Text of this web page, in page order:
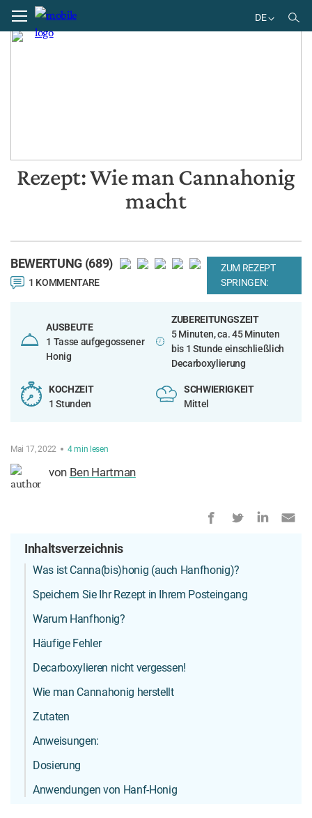
DE
Home Rezepte
Rezept: Wie man Cannahonig
macht
BEWERTUNG (689)
1 KOMMENTARE
ZUM REZEPT
SPRINGEN:
AUSBEUTE
1 Tasse aufgegossener
Honig
ZUBEREITUNGSZEIT
5 Minuten, ca. 45 Minuten
bis 1 Stunde einschließlich
Decarboxylierung
KOCHZEIT
1 Stunden
SCHWIERIGKEIT
Mittel
Mai 17, 2022 4min lesen
von Ben Hartman
Inhaltsverzeichnis
Was ist Canna(bis)honig (auch Hanfhonig)?
Speichern Sie Ihr Rezept in Ihrem Posteingang
Warum Hanfhonig?
Häufige Fehler
Decarboxylieren nicht vergessen!
Wie man Cannahonig herstellt
Zutaten
Anweisungen:
Dosierung
Anwendungen von Hanf-Honig